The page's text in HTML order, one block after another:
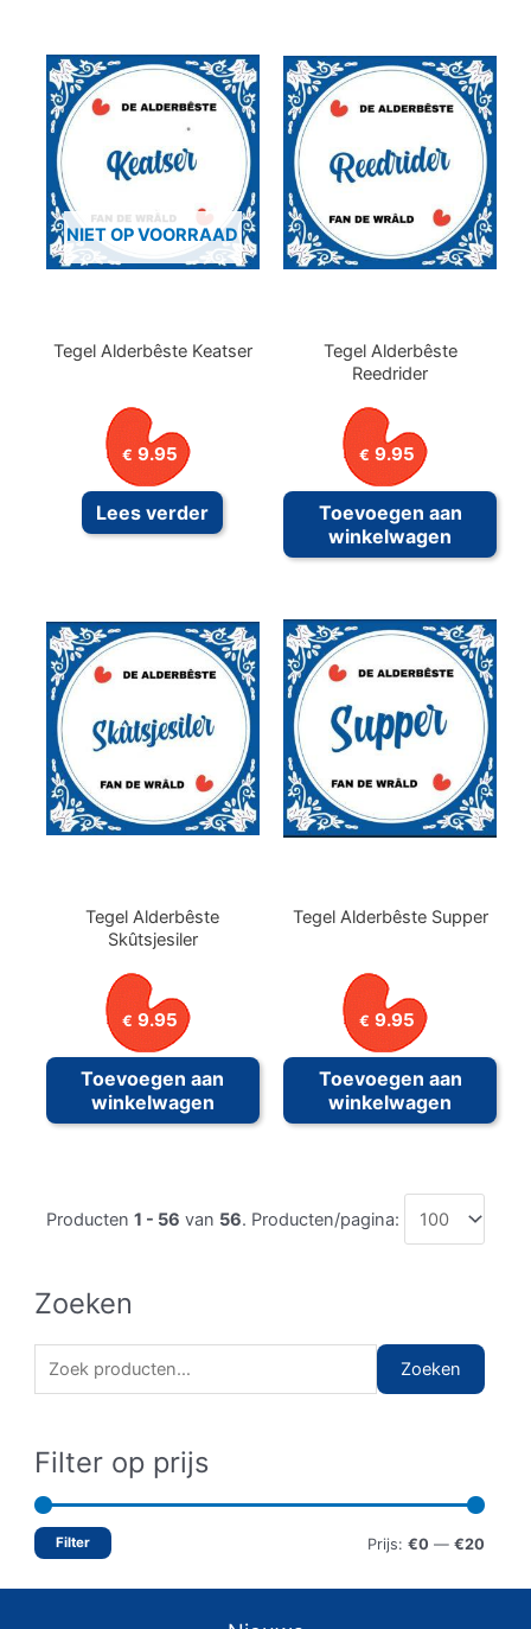
Zoeken
o
k
e
n
n
Zoeken
Filter op prijs
Filter Prijs:€0 —€20
NIET OP VOORRAAD
Tegel Alderbêste Keatser
€ 9.95
Lees verder
Tegel Alderbêste
Reedrider
€ 9.95
Toevoegen aan
winkelwagen
Tegel Alderbêste
Skûtsjesiler
€ 9.95
Toevoegen aan
winkelwagen
Tegel Alderbêste Supper
€ 9.95
Toevoegen aan
winkelwagen
Producten 1 - 56 van 56. Producten/pagina: